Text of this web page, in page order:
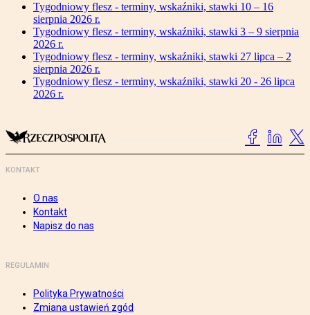
Tygodniowy flesz - terminy, wskaźniki, stawki 10 – 16
sierpnia 2026 r.
Tygodniowy flesz - terminy, wskaźniki, stawki 3 – 9 sierpnia
2026 r.
Tygodniowy flesz - terminy, wskaźniki, stawki 27 lipca – 2
sierpnia 2026 r.
Tygodniowy flesz - terminy, wskaźniki, stawki 20 - 26 lipca
2026 r.
KONTAKT
O nas
Kontakt
Napisz do nas
REGULAMIN
Polityka Prywatności
Zmiana ustawień zgód